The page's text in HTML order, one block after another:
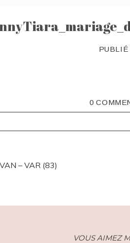
PUBLIÉ
0
– VAR (83)
VOUS AIMEZ